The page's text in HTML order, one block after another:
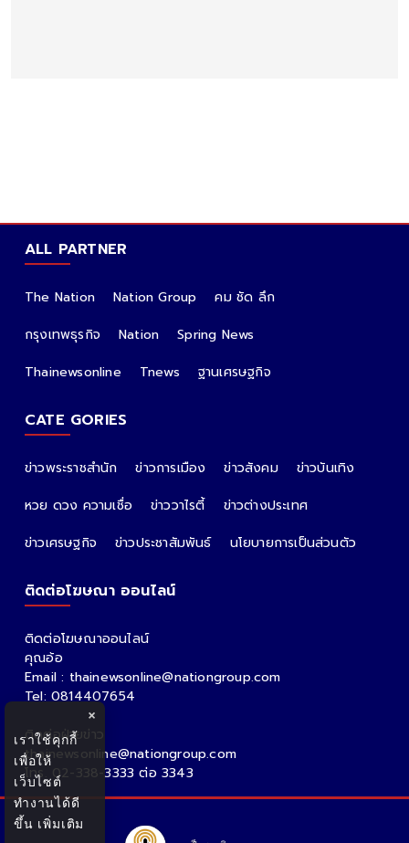
ALL PARTNER
The Nation Nation Group
คม ชัด ลึก
กรุงเทพธุรกิจ
Nation
Spring News
Thainewsonline
Tnews ฐานเศรษฐกิจ
CATE GORIES
ข่าวพระราชสำนัก ข่าวการเมือง ข่าวสังคม
ข่าวบันเทิง
หวย ดวง ความเชื่อ
ข่าววาไรตี้
ข่าวต่างประเทศ
ข่าวเศรษฐกิจ
ข่าวประชาสัมพันธ์ นโยบายการเป็นส่วนตัว
ติดต่อโฆษณา ออนไลน์
ติดต่อโฆษณาออนไลน์
คุณอ้อ
Email : thainewsonline@nationgroup.com
Tel: 0814407654
ติดต่อฝ่ายข่าว
thainewsonline@nationgroup.com
โทร. 02-338-3333 ต่อ 3343
×
เราใช้คุกกี้
เพื่อให้
เว็บไซต์
ทำงานได้ดี
ขึ้น เพิ่มเติม